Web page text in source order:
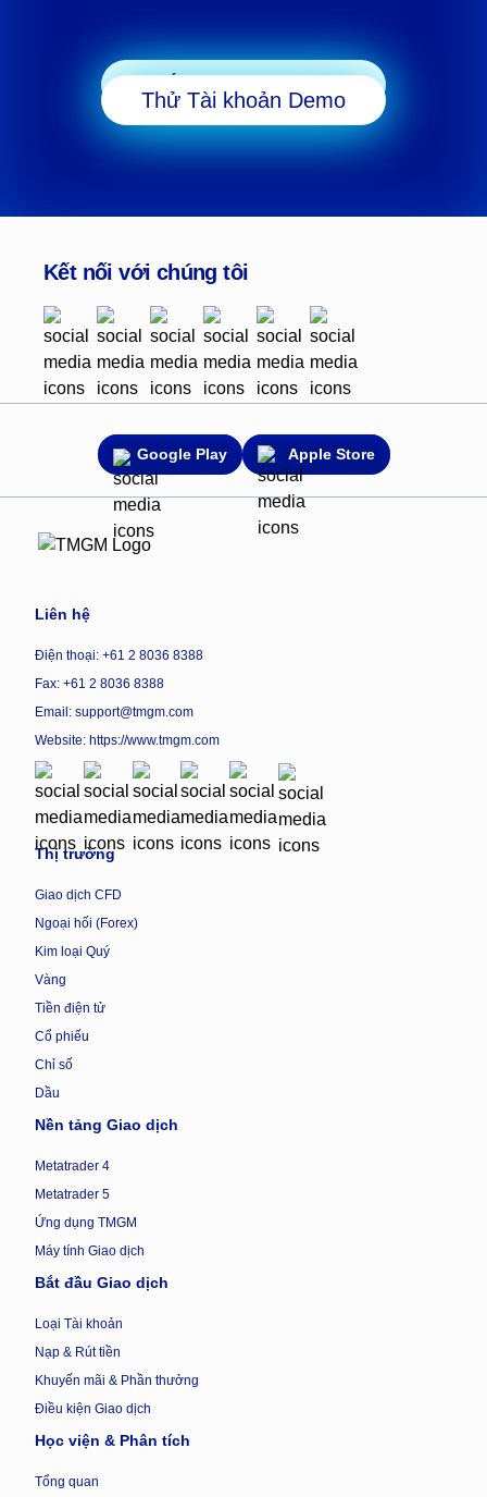
Thử Tài khoản Demo
Kết nối với chúng tôi
Google Play Apple Store
Liên hệ
Điện thoại: +61 2 8036 8388
Fax: +61 2 8036 8388
Email: support@tmgm.com
Website: https://www.tmgm.com
Thị trường
Giao dịch CFD
Ngoại hối (Forex)
Kim loại Quý
Vàng
Tiền điện tử
Cổ phiếu
Chỉ số
Dầu
Nền tảng Giao dịch
Metatrader 4
Metatrader 5
Ứng dụng TMGM
Máy tính Giao dịch
Bắt đầu Giao dịch
Loại Tài khoản
Nạp & Rút tiền
Khuyến mãi & Phần thưởng
Điều kiện Giao dịch
Học viện & Phân tích
Tổng quan